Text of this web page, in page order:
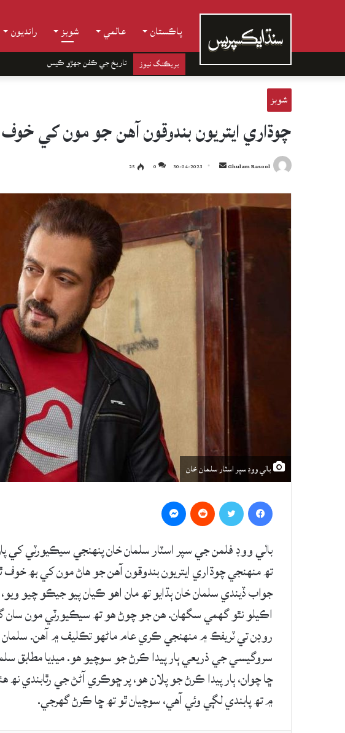
پاڪستان عالمي شوبز رانديون
بريڪنگ نيوز تاريخ جي ڪفن جھڙو ڪيس
شوبز
چوڌاري ايتريون بندوقون آهن جو مون کي
Ghulam Rasool
Send
email
30-04-2023
0
25
بالي ووڊ سپر اسٽار سلمان خان
بالي ووڊ فلمن جي سپر اسٽار سلمان خان پنهنجي سيڪيورٽي کي
تھ منهنجي چوڌاري ايتريون بندوقون آهن جو هاڻ مون کي بھ
جواب ڏيندي سلمان خان ٻڌايو تھ مان اهو ڪيان پيو جيڪو چيو
اڪيلو نٿو گهمي سگهان. هن جو چوڻ هو تھ سيڪيورٽي مون
روڊن تي ٽريفڪ ۾ منهنجي ڪري عام ماڻهو تڪليف ۾ آهن.
سروگيسي جي ذريعي ٻار پيدا ڪرڻ جو سوچيو هو. ميڊيا مطابق
ڇا چوان، ٻار پيدا ڪرڻ جو پلان هو، پر ڇوڪري آڻڻ جي رٿابندي
۾ تھ پابندي لڳي وئي آهي، سوچيان ٿو تھ ڇا ڪرڻ گهرجي.